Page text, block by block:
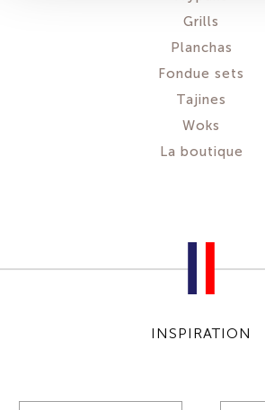
Grills
Planchas
Fondue sets
Tajines
Woks
La boutique
INSPIRATION